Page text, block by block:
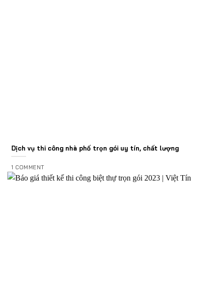
Dịch vụ thi công nhà phố trọn gói uy tín, chất lượng
1 COMMENT